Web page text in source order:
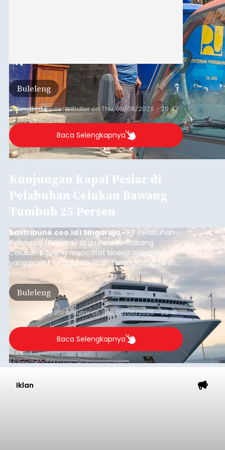
Buleleng
Submitted bycontributoronThu, 08/06/2026 - 20:47
Baca Selengkapnya
Kunjungan Kapal Pesiar di
Pelabuhan Celukan Bawang
Tumbuh 25 Persen
balitribune.coo.id I Singaraja -PT Pelabuhan
Indonesia (Persero) atau Pelindo Cabang
Celukan Bawang mencatat kinerja operasional
yang positif hingga Juli 2026. Peningkatan terlihat
dari arus kapal yang mencapai 1,48 juta Gross
Tonnage (GT), atau tumbuh 12,4 persen
dibandingkan periode yang sama tahun lalu
yang tercatat sebesar 1,32 juta GT.
Buleleng
Submitted bycontributoronThu, 08/06/2026 - 20:41
Baca Selengkapnya
Iklan